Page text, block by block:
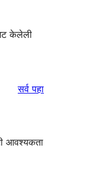
केलेली
सर्वपुनरावलोकने
पहा
आवश्यकता